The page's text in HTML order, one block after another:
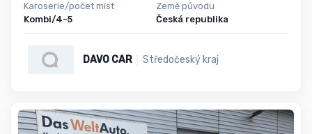
Karoserie/počet míst
Kombi/4-5
Země původu
Česká republika
DAVO CAR Středočeský kraj